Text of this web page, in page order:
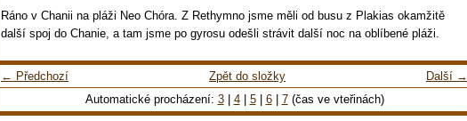
Ráno v Chanii na pláži Neo Chóra. Z Rethymno jsme měli od busu z Plakias okamžitě
další spoj do Chanie, a tam jsme po gyrosu odešli strávit další noc na oblíbené pláži.
← Předchozí Další →
Zpět do složky
Automatické procházení: 3| 4| 5| 6| 7(čas ve vteřinách)